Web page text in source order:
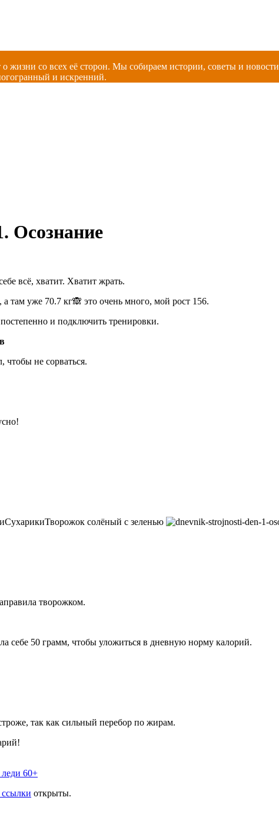
о жизни со всех её сторон. Мы собираем истории, советы и
и искренний.
Осознание
всё, хватит. Хватит жрать.
там уже 70.7 кг🙈 это очень много, мой рост 156.
и подключить тренировки.
чтобы не сорваться.
солёный с зеленью
творожком.
себе 50 грамм, чтобы уложиться в дневную норму калорий.
так как сильный перебор по жирам.
60+
открыты.